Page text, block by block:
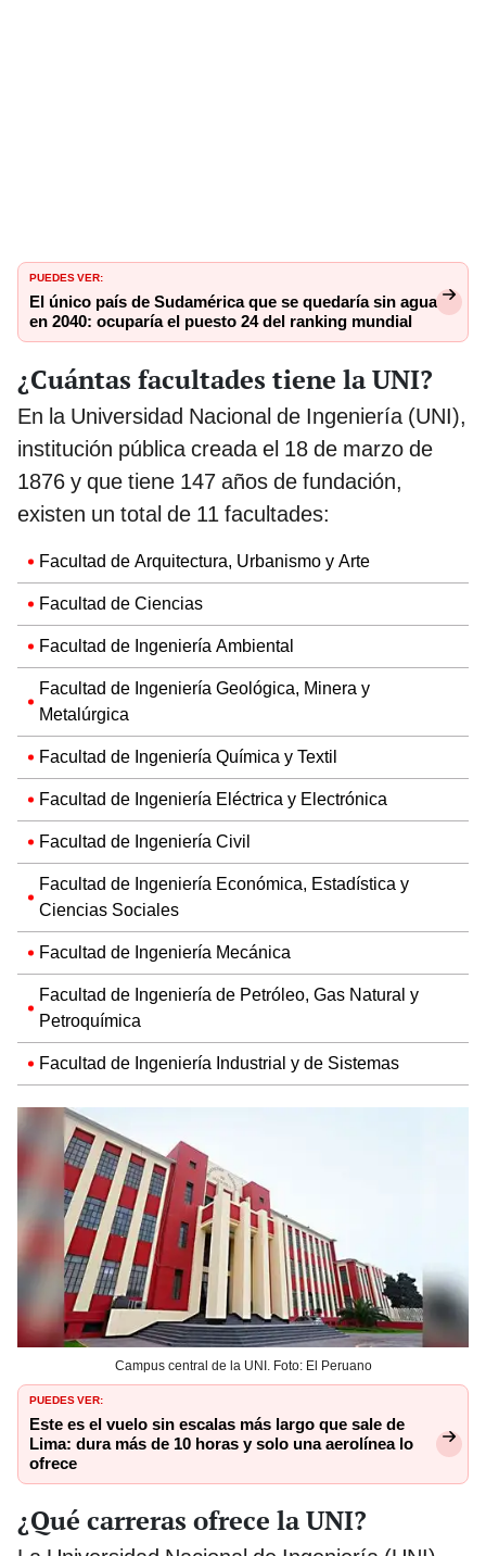
PUEDES VER:
El único país de Sudamérica que se quedaría sin agua
en 2040: ocuparía el puesto 24 del ranking mundial
¿Cuántas facultades tiene la UNI?
En la Universidad Nacional de Ingeniería (UNI),
institución pública creada el 18 de marzo de
1876 y que tiene 147 años de fundación,
existen un total de 11 facultades:
Facultad de Arquitectura, Urbanismo y Arte
Facultad de Ciencias
Facultad de Ingeniería Ambiental
Facultad de Ingeniería Geológica, Minera y
Metalúrgica
Facultad de Ingeniería Química y Textil
Facultad de Ingeniería Eléctrica y Electrónica
Facultad de Ingeniería Civil
Facultad de Ingeniería Económica, Estadística y
Ciencias Sociales
Facultad de Ingeniería Mecánica
Facultad de Ingeniería de Petróleo, Gas Natural y
Petroquímica
Facultad de Ingeniería Industrial y de Sistemas
Campus central de la UNI. Foto: El Peruano
PUEDES VER:
Este es el vuelo sin escalas más largo que sale de
Lima: dura más de 10 horas y solo una aerolínea lo
ofrece
¿Qué carreras ofrece la UNI?